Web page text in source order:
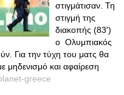
στιγμάτισαν. Τη
στιγμή της
διακοπής (83')
ο Ολυμπιακός
Για την τύχη του ματς θα
μηδενισμό και αφαίρεση
greece